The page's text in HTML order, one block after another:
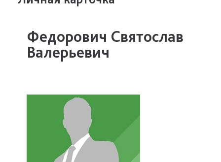
Федорович Святослав
Валерьевич